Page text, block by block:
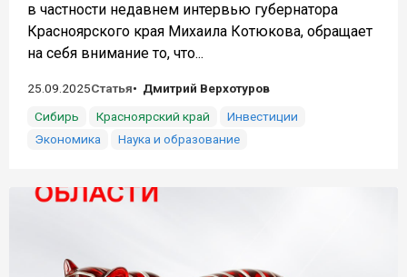
в частности недавнем интервью губернатора
Красноярского края Михаила Котюкова, обращает
на себя внимание то, что...
25.09.2025Статья
Дмитрий Верхотуров
Сибирь
Красноярский край
Инвестиции
Экономика
Наука и образование